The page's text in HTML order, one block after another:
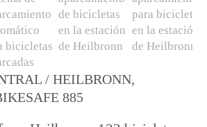
/ HEILBRONN,
885